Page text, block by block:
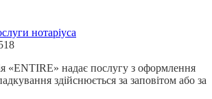
нотаріуса
«ENTIRE» надає послугу з оформлення
здійснюється за заповітом або за